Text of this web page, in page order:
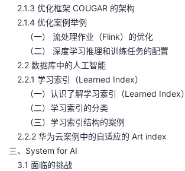
博
客
的
论
坛
我
的
圈
子
我
的
直
播
我
的
活
动
我
的
关
的
我
2.1.3 优化框架 COUGAR 的架构
2.1.4 优化案例举例
（一） 流处理作业（Flink）的优化
（二） 深度学习推理和训练任务的配置
2.2 数据库中的人工智能
2.2.1 学习索引（Learned Index）
（一）认识了解学习索引（Learned Index）
（二）学习索引的分类
（三）学习索引结构的案例
2.2.2 华为云案例中的自适应的 Art index
三、System for AI
3.1 面临的挑战